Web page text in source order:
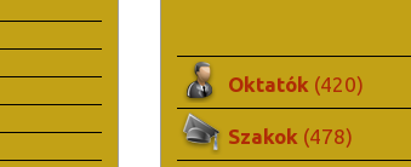
Oktatók (420)
Szakok (478)